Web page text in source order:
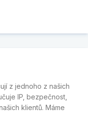
z jednoho z našich
IP, bezpečnost,
klientů. Máme